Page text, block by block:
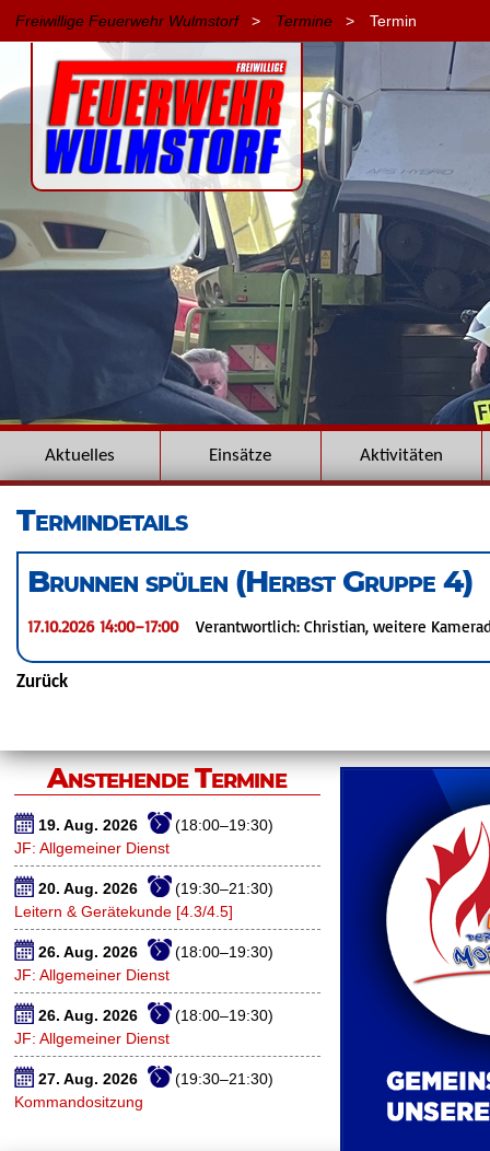
Freiwillige Feuerwehr Wulmstorf> Termine > Termin
NavigationAktuelles Einsätze Aktivitäten
Termindetails
Brunnen spülen (Herbst Gruppe 4)
17.10.2026 14:00–17:00 Verantwortlich: Christian, weitere
Zurück
Anstehende Termine
19. Aug. 2026
(18:00–19:30)
JF: Allgemeiner Dienst
20. Aug. 2026
(19:30–21:30)
Leitern & Gerätekunde [4.3/4.5]
26. Aug. 2026
(18:00–19:30)
JF: Allgemeiner Dienst
26. Aug. 2026
(18:00–19:30)
JF: Allgemeiner Dienst
27. Aug. 2026
(19:30–21:30)
Kommandositzung